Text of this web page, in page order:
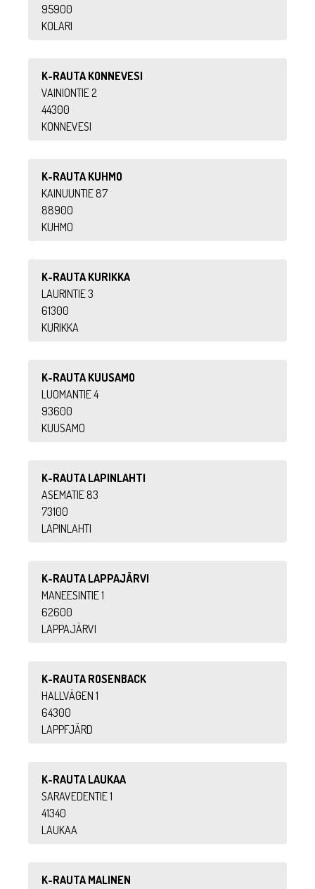
95900
KOLARI
K-RAUTA KONNEVESI
VAINIONTIE 2
44300
KONNEVESI
K-RAUTA KUHMO
KAINUUNTIE 87
88900
KUHMO
K-RAUTA KURIKKA
LAURINTIE 3
61300
KURIKKA
K-RAUTA KUUSAMO
LUOMANTIE 4
93600
KUUSAMO
K-RAUTA LAPINLAHTI
ASEMATIE 83
73100
LAPINLAHTI
K-RAUTA LAPPAJÄRVI
MANEESINTIE 1
62600
LAPPAJÄRVI
K-RAUTA ROSENBACK
HALLVÄGEN 1
64300
LAPPFJÄRD
K-RAUTA LAUKAA
SARAVEDENTIE 1
41340
LAUKAA
K-RAUTA MALINEN